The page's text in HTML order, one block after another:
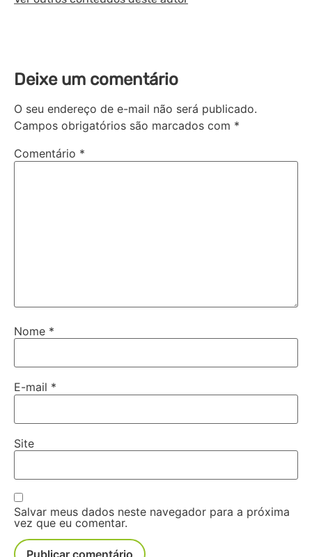
Deixe um comentário
O seu endereço de e-mail não será publicado.
Campos obrigatórios são marcados com *
Comentário *
Nome *
E-mail *
Site
Salvar meus dados neste navegador para a próxima
vez que eu comentar.